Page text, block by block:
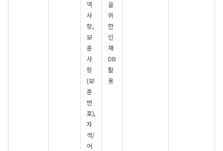
역
사
항,
보
훈
사
항
(보
훈
번
호),
자
격/
어
을
위
한
인
재
DB
활
용